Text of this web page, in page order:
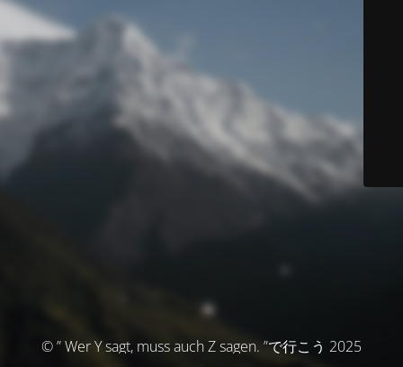
© ” Wer Y sagt, muss auch Z sagen. ”で行こう 2025